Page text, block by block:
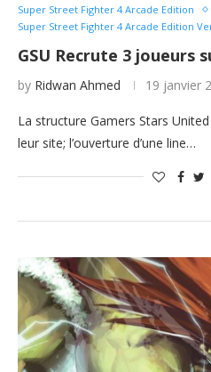
Super Street Fighter 4 Arcade Edition
Super Street Fighter 4 Arcade Edition
GSU Recrute 3 joueurs
by Ridwan Ahmed 19 janvier
La structure Gamers Stars
leur site; l’ouverture d’une line…